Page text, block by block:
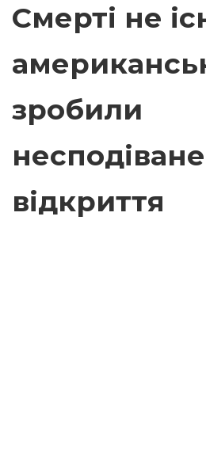
Смерті не
зробили
несподіване
відкриття